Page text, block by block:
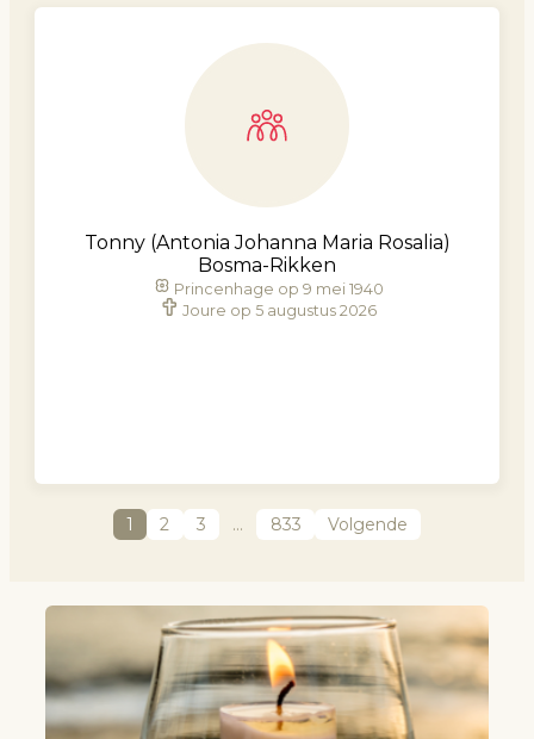
Tonny (Antonia Johanna Maria Rosalia)
Bosma-Rikken
Princenhage op 9 mei 1940
Joure op 5 augustus 2026
1 2 3 … 833 Volgende